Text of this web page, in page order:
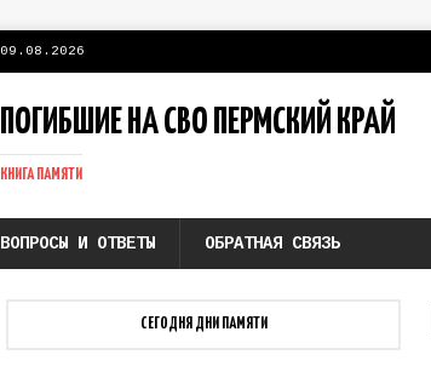
09.08.2026
ПОГИБШИЕ НА СВО ПЕРМСКИЙ КРАЙ
КНИГА ПАМЯТИ
ВОПРОСЫ И ОТВЕТЫ ОБРАТНАЯ СВЯЗЬ
СЕГОДНЯ ДНИ ПАМЯТИ